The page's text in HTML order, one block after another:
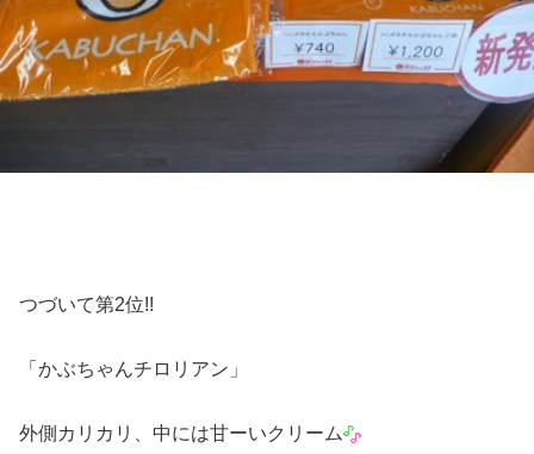
つづいて第2位!!
「かぶちゃんチロリアン」
外側カリカリ、中には甘ーいクリーム